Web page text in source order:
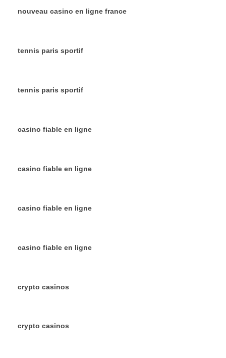
nouveau casino en ligne france
tennis paris sportif
tennis paris sportif
casino fiable en ligne
casino fiable en ligne
casino fiable en ligne
casino fiable en ligne
crypto casinos
crypto casinos